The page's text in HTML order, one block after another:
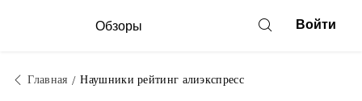
Обзоры Войти
Главная Наушники рейтинг алиэкспресс